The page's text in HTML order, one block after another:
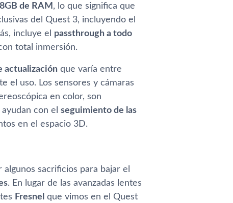
8GB de RAM , lo que significa que
del Quest 3, incluyendo el
incluye el passthrough a todo
total inmersión.
actualización que varía entre
el uso. Los sensores y cámaras
en color, son
con el seguimiento de las
en el espacio 3D.
sacrificios para bajar el
. En lugar de las avanzadas lentes
Fresnel que vimos en el Quest